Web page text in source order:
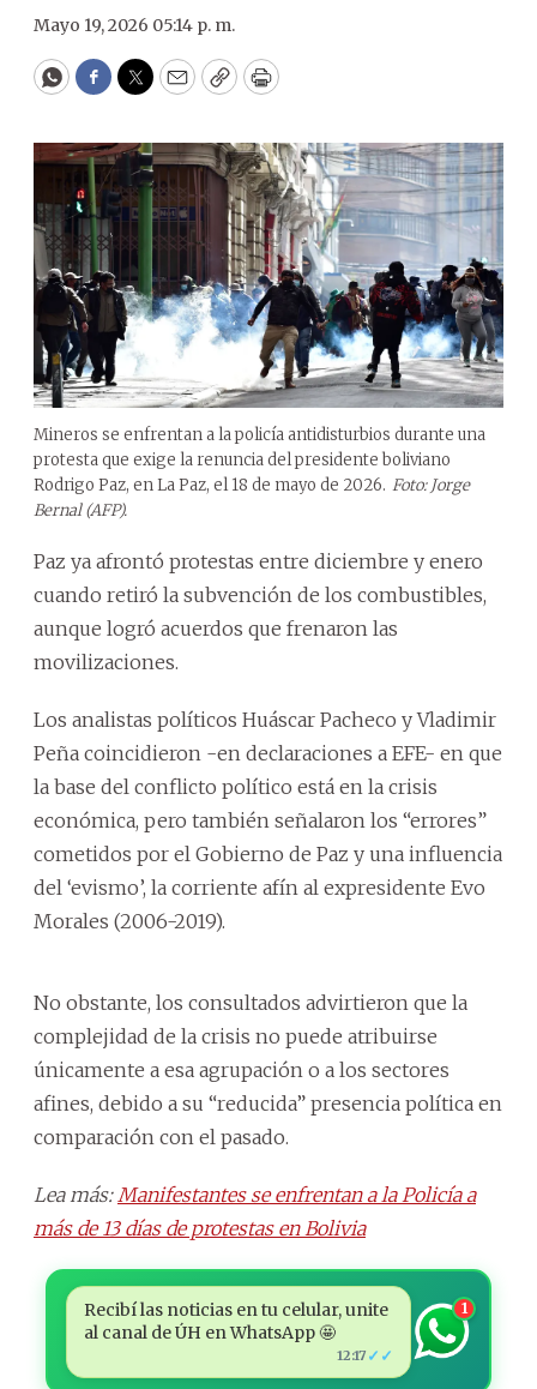
Mayo 19, 2026 05:14 p. m.
WhatsApp
Facebook
Twitter
EmailCopyPrint
Mineros se enfrentan a la policía antidisturbios durante una
protesta que exige la renuncia del presidente boliviano
Rodrigo Paz, en La Paz, el 18 de mayo de 2026. Foto: Jorge
Bernal (AFP).
Paz ya afrontó protestas entre diciembre y enero
cuando retiró la subvención de los combustibles,
aunque logró acuerdos que frenaron las
movilizaciones.
Los analistas políticos Huáscar Pacheco y Vladimir
Peña coincidieron -en declaraciones a EFE- en que
la base del conflicto político está en la crisis
económica, pero también señalaron los “errores”
cometidos por el Gobierno de Paz y una influencia
del ‘evismo’, la corriente afín al expresidente Evo
Morales (2006-2019).
No obstante, los consultados advirtieron que la
complejidad de la crisis no puede atribuirse
únicamente a esa agrupación o a los sectores
afines, debido a su “reducida” presencia política en
comparación con el pasado.
Lea más: Manifestantes se enfrentan a la Policía a
más de 13 días de protestas en Bolivia
Recibí las noticias en tu celular, unite
al canal de ÚH en WhatsApp 🤩
12:17 ✓✓
1